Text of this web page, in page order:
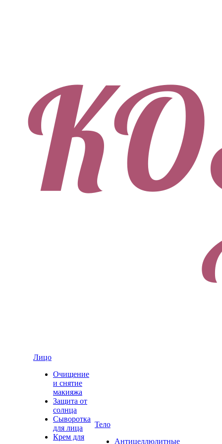
Лицо
Очищение
и снятие
макияжа
Защита от
солнца
Сыворотка
для лица
Крем для
Тело
Антицеллюлитные